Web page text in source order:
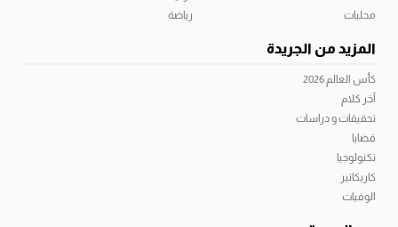
محليات
رياضة
المزيد من الجريدة
كأس العالم 2026
آخر كلام
تحقيقات و دراسات
قضايا
تكنولوجيا
كاريكاتير
الوفيات